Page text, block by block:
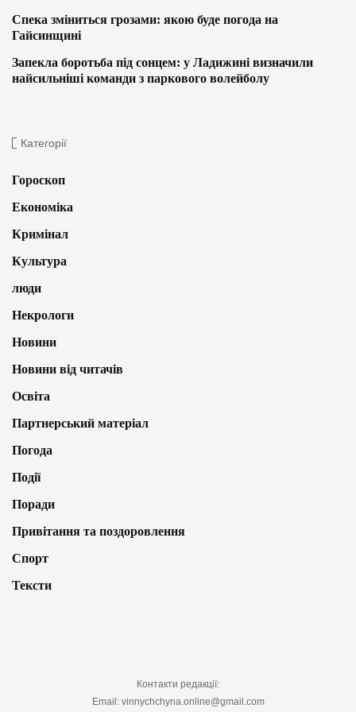
Спека зміниться грозами: якою буде погода на
Гайсинщині
Запекла боротьба під сонцем: у Ладижині визначили
найсильніші команди з паркового волейболу
Категорії
Гороскоп
Економіка
Кримінал
Культура
люди
Некрологи
Новини
Новини від читачів
Освіта
Партнерський матеріал
Погода
Події
Поради
Привітання та поздоровлення
Спорт
Тексти
Контакти редакції:
Email: vinnychchyna.online@gmail.com